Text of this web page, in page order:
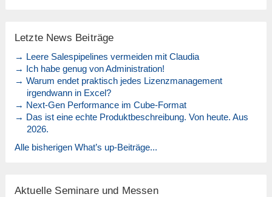
Letzte News Beiträge
→ Leere Salespipelines vermeiden mit Claudia
→ Ich habe genug von Administration!
→ Warum endet praktisch jedes Lizenzmanagement
irgendwann in Excel?
→ Next-Gen Performance im Cube-Format
→ Das ist eine echte Produktbeschreibung. Von heute. Aus
2026.
Alle bisherigen What’s up-Beiträge...
Aktuelle Seminare und Messen